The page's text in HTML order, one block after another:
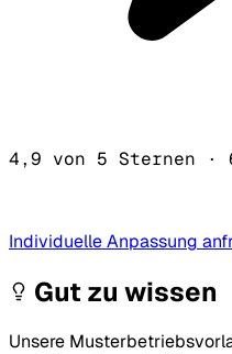
4,9 von 5 Sternen ·
Individuelle Anpassung
Gut zu wissen
Unsere